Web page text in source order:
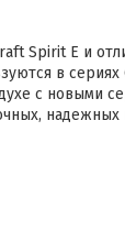
Spirit E и
в
с новыми